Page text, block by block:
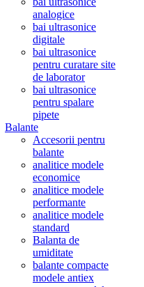
analogice
bai ultrasonice
digitale
bai ultrasonice
pentru curatare site
de laborator
bai ultrasonice
pentru spalare
pipete
Balante
Accesorii pentru
balante
analitice modele
economice
analitice modele
performante
analitice modele
standard
Balanta de
umiditate
balante compacte
modele antiex